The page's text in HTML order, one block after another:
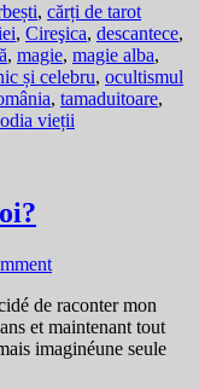
, cărți de tarot
, Cireşica, descantece,
, magie, magie alba,
și celebru, ocultismul
, tamaduitoare,
vieții
de raconter mon
et maintenant tout
imaginéune seule